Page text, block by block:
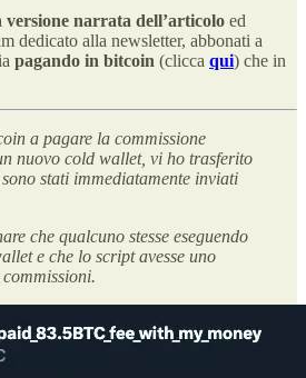
versione narrata dell’articolo ed
dedicato alla newsletter, abbonati a
pagando in bitcoin (clicca qui) che in
a pagare la commissione
nuovo cold wallet, vi ho trasferito
stati immediatamente inviati
che qualcuno stesse eseguendo
e che lo script avesse uno